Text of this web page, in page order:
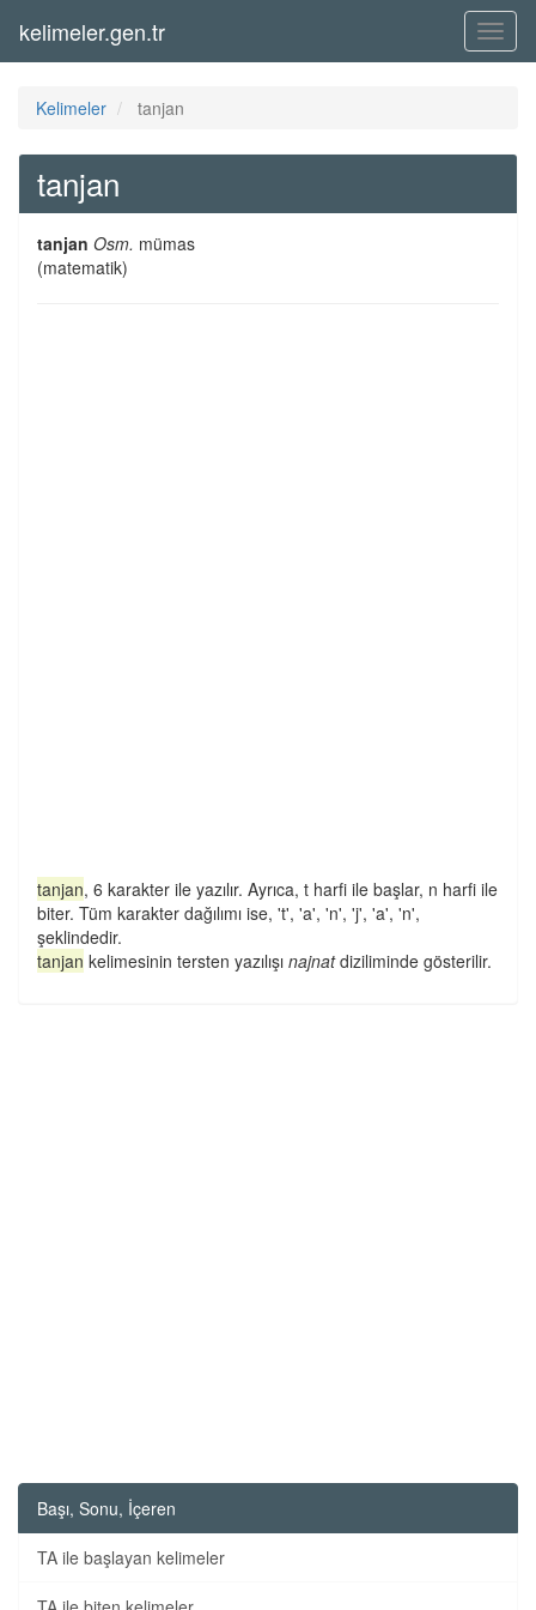
Menü
kelimeler.gen.tr
Kelimeler tanjan
tanjan
tanjan Osm. mümas
(matematik)
tanjan, 6 karakter ile yazılır. Ayrıca, t harfi ile başlar, n harfi ile
biter. Tüm karakter dağılımı ise, 't', 'a', 'n', 'j', 'a', 'n',
şeklindedir.
tanjan kelimesinin tersten yazılışı najnatdiziliminde gösterilir.
Başı, Sonu, İçeren
TA ile başlayan kelimeler